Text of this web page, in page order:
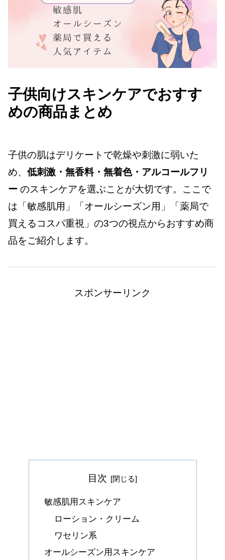
子供向けスキンケアでおすす
めの商品まとめ
子供の肌はデリケートで乾燥や刺激に弱いた
め、 低刺激・無香料・無着色・アルコールフリ
ー のスキンケアを選ぶことが大切です。ここで
は「敏感肌用」「オールシーズン用」「薬局で
買えるコスパ重視」の3つの視点からおすすめ商
品をご紹介します。
スポンサーリンク
目次
敏感肌用スキンケア
ローション・クリーム
ワセリン系
オールシーズン用スキンケア